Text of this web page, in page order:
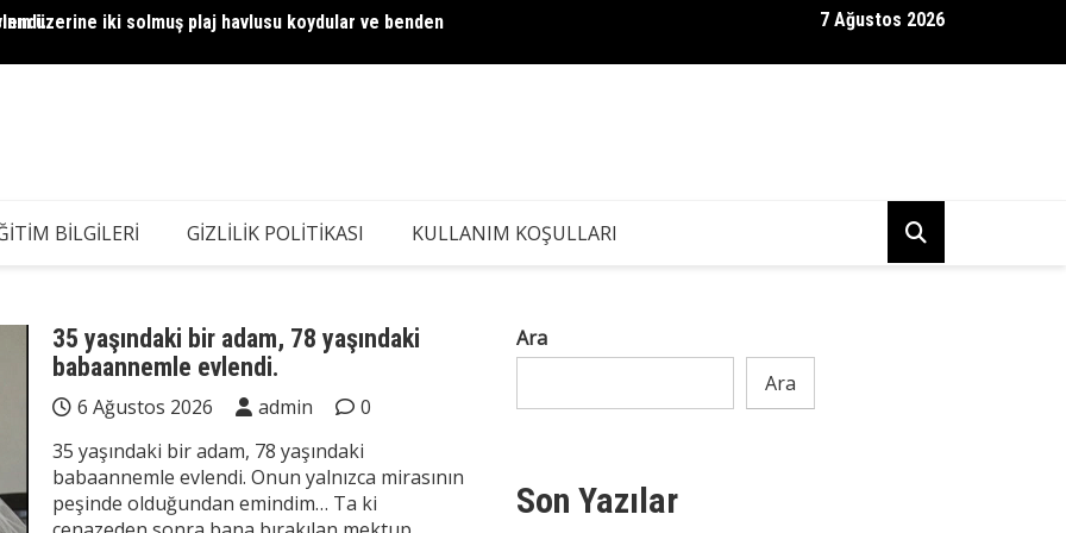
üzerine iki solmuş plaj havlusu koydular ve benden
— Cenazesinde Kader Onun İçin Hiç Beklemediği Bir
Kocam felç geçirip hastane yatağında gözlerini açar açmaz..
7 Ağustos 2026
BILGILERI GIZLILIK POLITIKASI KULLANIM KOŞULLARI
35 yaşındaki bir adam, 78 yaşındaki
babaannemle evlendi.
6 Ağustos 2026 admin
0
35 yaşındaki bir adam, 78 yaşındaki
babaannemle evlendi. Onun yalnızca mirasının
peşinde olduğundan emindim… Ta ki
Ara
Ara
Son Yazılar